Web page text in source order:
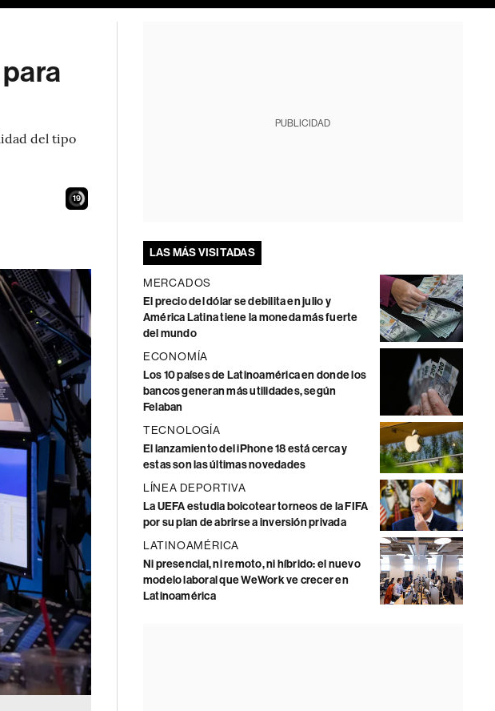
del tipo
18
PUBLICIDAD
LAS MÁS VISITADAS
MERCADOS
El precio del dólar se debilita en julio y
América Latina tiene la moneda más fuerte
del mundo
ECONOMÍA
Los 10 países de Latinoamérica en donde los
bancos generan más utilidades, según
Felaban
TECNOLOGÍA
El lanzamiento del iPhone 18 está cerca y
estas son las últimas novedades
LÍNEA DEPORTIVA
La UEFA estudia boicotear torneos de la FIFA
por su plan de abrirse a inversión privada
LATINOAMÉRICA
Ni presencial, ni remoto, ni híbrido: el nuevo
modelo laboral que WeWork ve crecer en
Latinoamérica